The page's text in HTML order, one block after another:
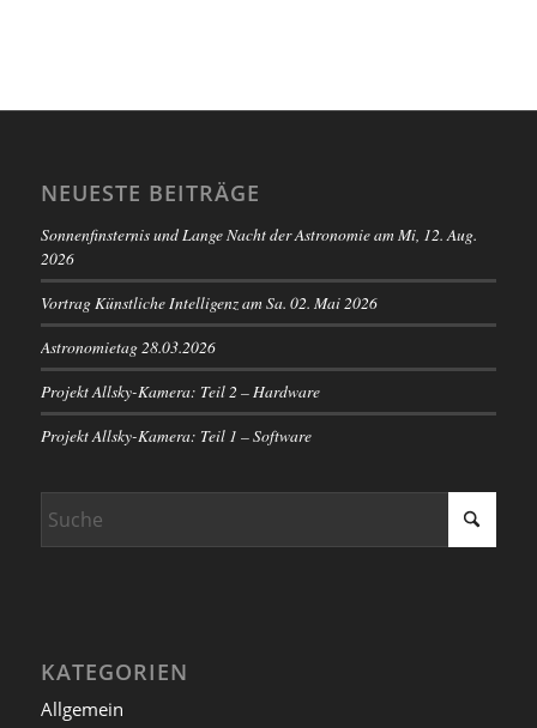
NEUESTE BEITRÄGE
Sonnenfinsternis und Lange Nacht der Astronomie am Mi, 12. Aug.
2026
Vortrag Künstliche Intelligenz am Sa. 02. Mai 2026
Astronomietag 28.03.2026
Projekt Allsky-Kamera: Teil 2 – Hardware
Projekt Allsky-Kamera: Teil 1 – Software
KATEGORIEN
Allgemein